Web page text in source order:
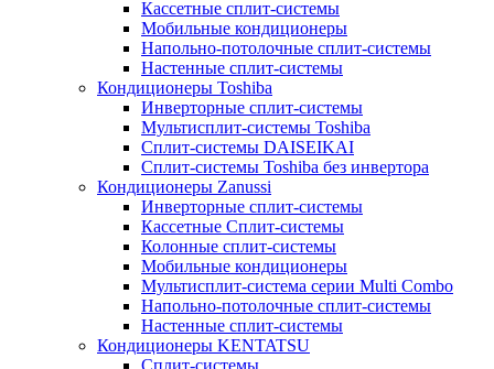
Кассетные сплит-системы
Мобильные кондиционеры
Напольно-потолочные сплит-системы
Настенные сплит-системы
Кондиционеры Toshiba
Инверторные сплит-системы
Мультисплит-системы Toshiba
Сплит-системы DAISEIKAI
Сплит-системы Toshiba без инвертора
Кондиционеры Zanussi
Инверторные сплит-системы
Кассетные Сплит-системы
Колонные сплит-системы
Мобильные кондиционеры
Мультисплит-система серии Multi Combo
Напольно-потолочные сплит-системы
Настенные сплит-системы
Кондиционеры KENTATSU
Сплит-системы